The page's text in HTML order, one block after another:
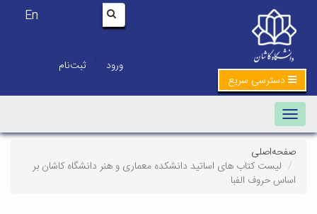
En
ورود | ثبت‌نام
دسترسی سریع
Toggle navigation
صفحه‌اصلی
لیست کتاب های اساتید دانشکده معماری و هنر دانشگاه کاشان بر
اساس حروف الفبا